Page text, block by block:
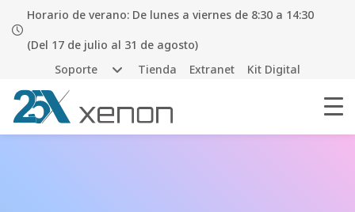
Horario de verano: De lunes a viernes de 8:30 a 14:30
(Del 17 de julio al 31 de agosto)
Soporte
Tienda Extranet Kit Digital